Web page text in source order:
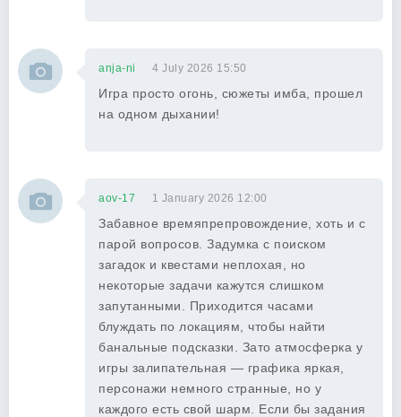
anja-ni 4 July 2026 15:50
Игра просто огонь, сюжеты имба, прошел
на одном дыхании!
aov-17 1 January 2026 12:00
Забавное времяпрепровождение, хоть и с
парой вопросов. Задумка с поиском
загадок и квестами неплохая, но
некоторые задачи кажутся слишком
запутанными. Приходится часами
блуждать по локациям, чтобы найти
банальные подсказки. Зато атмосферка у
игры залипательная — графика яркая,
персонажи немного странные, но у
каждого есть свой шарм. Если бы задания